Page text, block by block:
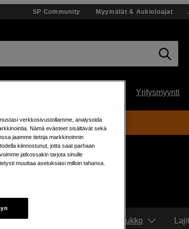
SP Community Myymälät & Aukioloajat
Yritysmyynti
Ruudukko
– 7.8. asti!
verkkosivustollamme, analysoida
Nämä evästeet sisältävät sekä
jaamme tietoja markkinoinnin
kiinnostunut, jotta saat parhaan
jatkossakin tarjota sinulle
muuttaa asetuksiasi milloin tahansa.